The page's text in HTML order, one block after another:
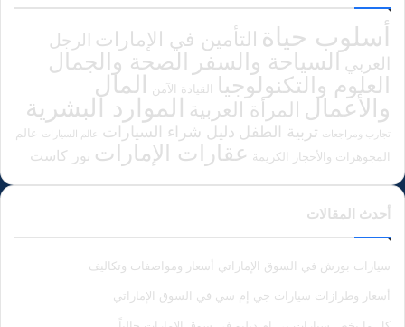
أسلوب حياة التأمين في الإمارات
الرجل
العربي السياحة والسفر الصحة والجمال
العلوم والتكنولوجيا
القيادة الآمن المال
والأعمال المرأة العربية الموارد البشرية
تجارب ومراجعات تربية الطفل دليل شراء السيارات عالم السيارات عالم
المجوهرات والأحجار الكريمة عقارات الإمارات نور كاست
أحدث المقالات
سيارات بورش في السوق الإماراتي أسعار ومواصفات وتكاليف
أسعار وطرازات سيارات جي إم سي في السوق الإماراتي